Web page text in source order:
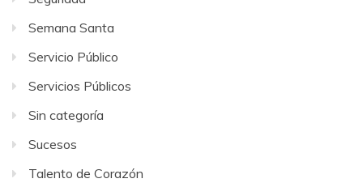
Semana Santa
Servicio Público
Servicios Públicos
Sin categoría
Sucesos
Talento de Corazón